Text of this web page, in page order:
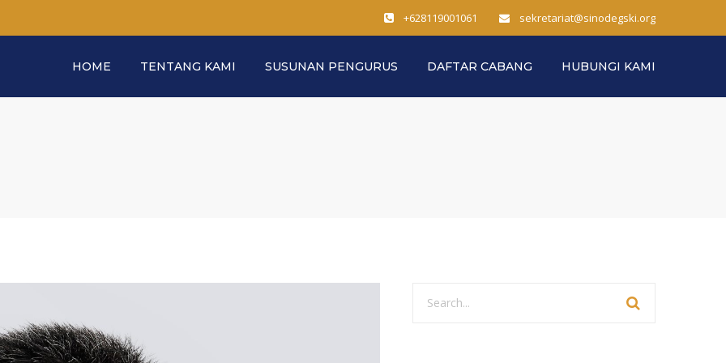
+628119001061 sekretariat@sinodegski.org
HOME TENTANG KAMI SUSUNAN PENGURUS DAFTAR CABANG HUBUNGI KAMI